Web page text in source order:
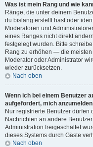
Was ist mein Rang und wie
Ränge, die unter deinem
du bislang erstellt hast oder
Moderatoren und
eines Ranges nicht direkt
festgelegt wurden. Bitte
Rang zu erhöhen — die
Moderator oder Administrator
wieder zurücksetzen.
Nach oben
Wenn ich bei einem Benutzer
aufgefordert, mich
Nur registrierte Benutzer
Nachrichten an andere
Administration freigeschaltet
dieses Systems durch Gäste
Nach oben